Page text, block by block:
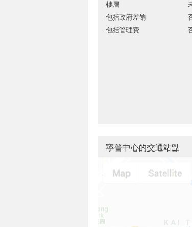
樓層
包括政府差餉
包括管理費
寧晉中心的交通站點